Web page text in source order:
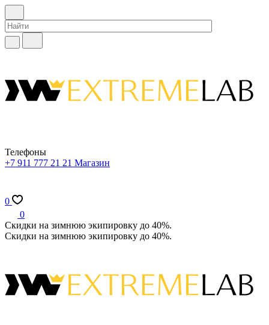
Телефоны
+7 911 777 21 21 Магазин
0
0
Скидки на зимнюю экипировку до 40%.
Скидки на зимнюю экипировку до 40%.